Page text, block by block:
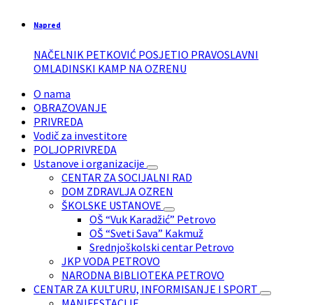
Napred
NAČELNIK PETKOVIĆ POSJETIO PRAVOSLAVNI
OMLADINSKI KAMP NA OZRENU
O nama
OBRAZOVANJE
PRIVREDA
Vodič za investitore
POLJOPRIVREDA
Ustanove i organizacije
CENTAR ZA SOCIJALNI RAD
DOM ZDRAVLJA OZREN
ŠKOLSKE USTANOVE
OŠ “Vuk Karadžić” Petrovo
OŠ “Sveti Sava” Kakmuž
Srednjoškolski centar Petrovo
JKP VODA PETROVO
NARODNA BIBLIOTEKA PETROVO
CENTAR ZA KULTURU, INFORMISANJE I SPORT